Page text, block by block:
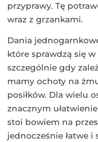
przyprawy. Tę
wraz z grzankami.
Dania
które sprawdzą się
szczególnie gdy
mamy ochoty na
posiłków. Dla wielu
znacznym
stoi bowiem na
jednocześnie łatwe